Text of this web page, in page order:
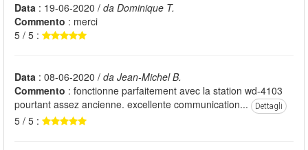
Data : 19-06-2020 / da Dominique T.
Commento : merci
5 / 5 :
Data : 08-06-2020 / da Jean-Michel B.
Commento : fonctionne parfaitement avec la station wd-4103
pourtant assez ancienne. excellente communication...
Dettagli
5 / 5 :